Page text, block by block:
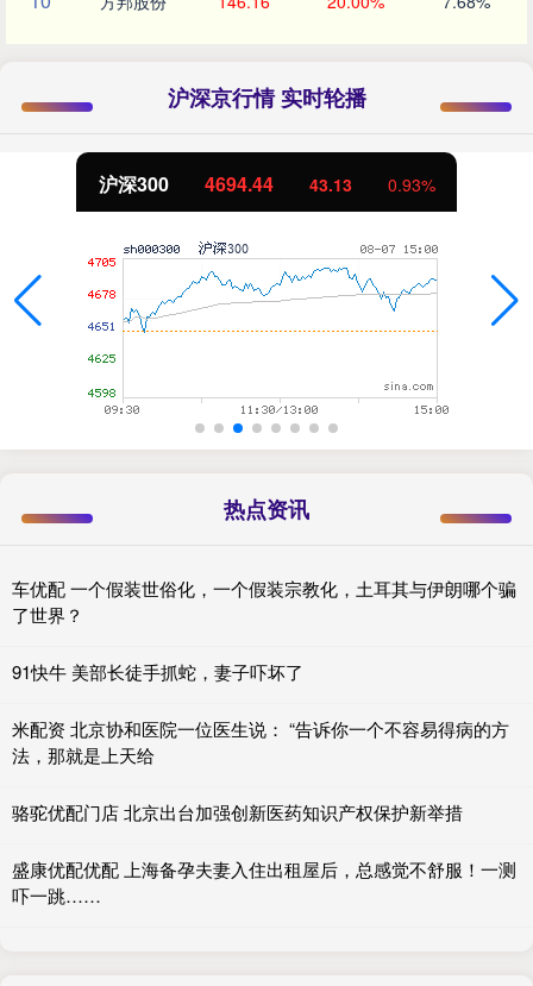
沪深京行情 实时轮播
沪深300 4694.44 43.13 0.93%
热点资讯
车优配 一个假装世俗化，一个假装宗教化，土耳其与伊朗哪个骗
了世界？
91快牛 美部长徒手抓蛇，妻子吓坏了
米配资 北京协和医院一位医生说： “告诉你一个不容易得病的方
法，那就是上天给
骆驼优配门店 北京出台加强创新医药知识产权保护新举措
盛康优配优配 上海备孕夫妻入住出租屋后，总感觉不舒服！一测
吓一跳……